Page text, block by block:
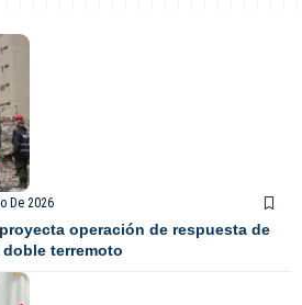
De 2026
operación de respuesta de
terremoto